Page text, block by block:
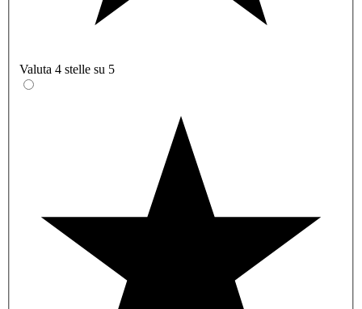
Valuta 4 stelle su 5